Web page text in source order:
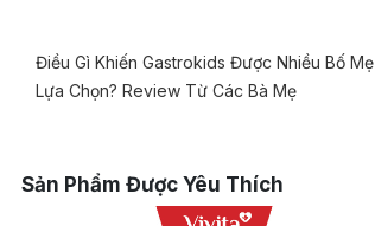
Điều Gì Khiến Gastrokids Được Nhiều Bố Mẹ
Lựa Chọn? Review Từ Các Bà Mẹ
Sản Phẩm Được Yêu Thích